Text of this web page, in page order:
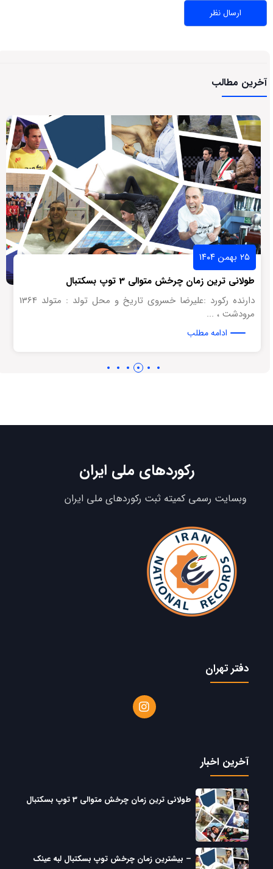
آخرین مطالب
۲۵ بهمن ۱۴۰۴
طولانی ترین زمان چرخش متوالی 3 توپ بسکتبال
دارنده رکورد :علیرضا خسروی تاریخ و محل تولد : متولد 1364
مرودشت ، ...
ادامه مطلب
رکوردهای ملی ایران
وبسایت رسمی کمیته ثبت رکوردهای ملی ایران
دفتر تهران
آخرین اخبار
طولانی ترین زمان چرخش متوالی 3 توپ بسکتبال
– بیشترین زمان چرخش توپ بسکتبال لبه عینک